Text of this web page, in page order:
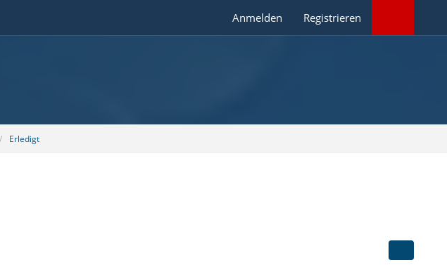
Anmelden Registrieren
Erledigt